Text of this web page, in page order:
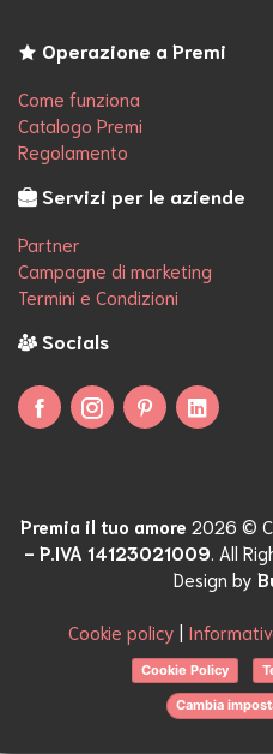
Operazione a Premi
Come funziona
Catalogo Premi
Regolamento
Servizi per le aziende
Partner
Campagne di marketing
Termini e Condizioni
Socials
Seguici su Facebook
Seguici suSeguici su
Premia il tuo amore 2026 ©
- P.IVA 14123021009. All
Design by
Cookie policy |
Cookie Policy
Cambia